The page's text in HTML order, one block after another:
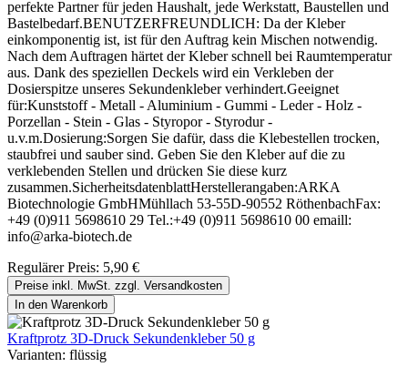
perfekte Partner für jeden Haushalt, jede Werkstatt, Baustellen und
Bastelbedarf.BENUTZERFREUNDLICH: Da der Kleber
einkomponentig ist, ist für den Auftrag kein Mischen notwendig.
Nach dem Auftragen härtet der Kleber schnell bei Raumtemperatur
aus. Dank des speziellen Deckels wird ein Verkleben der
Dosierspitze unseres Sekundenkleber verhindert.Geeignet
für:Kunststoff - Metall - Aluminium - Gummi - Leder - Holz -
Porzellan - Stein - Glas - Styropor - Styrodur -
u.v.m.Dosierung:Sorgen Sie dafür, dass die Klebestellen trocken,
staubfrei und sauber sind. Geben Sie den Kleber auf die zu
verklebenden Stellen und drücken Sie diese kurz
zusammen.SicherheitsdatenblattHerstellerangaben:ARKA
Biotechnologie GmbHMühllach 53-55D-90552 RöthenbachFax:
+49 (0)911 5698610 29 Tel.:+49 (0)911 5698610 00 emaill:
info@arka-biotech.de
Regulärer Preis: 5,90 €
Preise inkl. MwSt. zzgl. Versandkosten
In den Warenkorb
Kraftprotz 3D-Druck Sekundenkleber 50 g
Varianten: flüssig